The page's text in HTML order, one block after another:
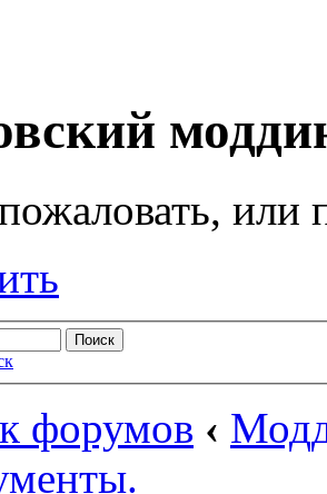
или
форумов ‹